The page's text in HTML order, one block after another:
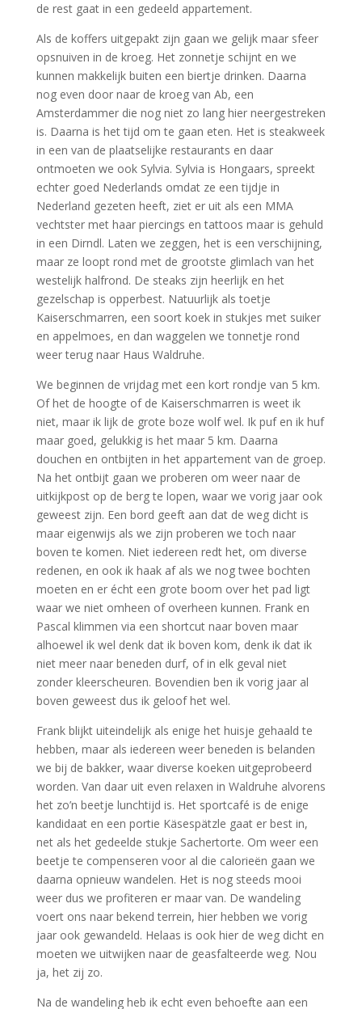
de rest gaat in een gedeeld appartement.
Als de koffers uitgepakt zijn gaan we gelijk maar sfeer
opsnuiven in de kroeg. Het zonnetje schijnt en we
kunnen makkelijk buiten een biertje drinken. Daarna
nog even door naar de kroeg van Ab, een
Amsterdammer die nog niet zo lang hier neergestreken
is. Daarna is het tijd om te gaan eten. Het is steakweek
in een van de plaatselijke restaurants en daar
ontmoeten we ook Sylvia. Sylvia is Hongaars, spreekt
echter goed Nederlands omdat ze een tijdje in
Nederland gezeten heeft, ziet er uit als een MMA
vechtster met haar piercings en tattoos maar is gehuld
in een Dirndl. Laten we zeggen, het is een verschijning,
maar ze loopt rond met de grootste glimlach van het
westelijk halfrond. De steaks zijn heerlijk en het
gezelschap is opperbest. Natuurlijk als toetje
Kaiserschmarren, een soort koek in stukjes met suiker
en appelmoes, en dan waggelen we tonnetje rond
weer terug naar Haus Waldruhe.
We beginnen de vrijdag met een kort rondje van 5 km.
Of het de hoogte of de Kaiserschmarren is weet ik
niet, maar ik lijk de grote boze wolf wel. Ik puf en ik huf
maar goed, gelukkig is het maar 5 km. Daarna
douchen en ontbijten in het appartement van de groep.
Na het ontbijt gaan we proberen om weer naar de
uitkijkpost op de berg te lopen, waar we vorig jaar ook
geweest zijn. Een bord geeft aan dat de weg dicht is
maar eigenwijs als we zijn proberen we toch naar
boven te komen. Niet iedereen redt het, om diverse
redenen, en ook ik haak af als we nog twee bochten
moeten en er écht een grote boom over het pad ligt
waar we niet omheen of overheen kunnen. Frank en
Pascal klimmen via een shortcut naar boven maar
alhoewel ik wel denk dat ik boven kom, denk ik dat ik
niet meer naar beneden durf, of in elk geval niet
zonder kleerscheuren. Bovendien ben ik vorig jaar al
boven geweest dus ik geloof het wel.
Frank blijkt uiteindelijk als enige het huisje gehaald te
hebben, maar als iedereen weer beneden is belanden
we bij de bakker, waar diverse koeken uitgeprobeerd
worden. Van daar uit even relaxen in Waldruhe alvorens
het zo’n beetje lunchtijd is. Het sportcafé is de enige
kandidaat en een portie Käsespätzle gaat er best in,
net als het gedeelde stukje Sachertorte. Om weer een
beetje te compenseren voor al die calorieën gaan we
daarna opnieuw wandelen. Het is nog steeds mooi
weer dus we profiteren er maar van. De wandeling
voert ons naar bekend terrein, hier hebben we vorig
jaar ook gewandeld. Helaas is ook hier de weg dicht en
moeten we uitwijken naar de geasfalteerde weg. Nou
ja, het zij zo.
Na de wandeling heb ik echt even behoefte aan een